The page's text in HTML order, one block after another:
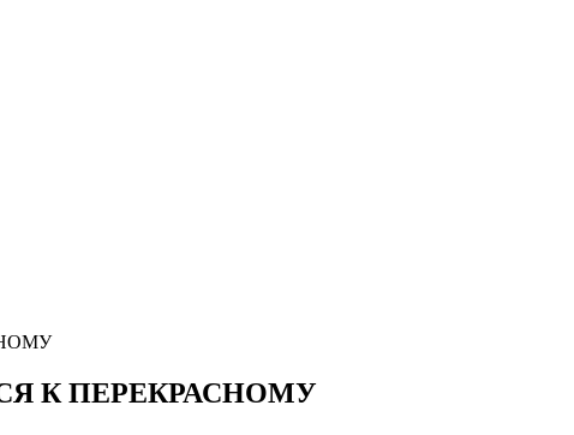
К ПЕРЕКРАСНОМУ